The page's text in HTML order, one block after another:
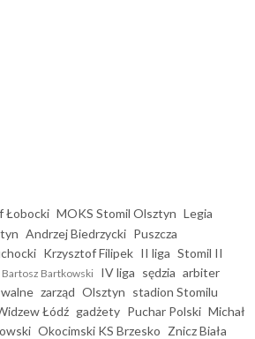
Łobocki MOKS Stomil Olsztyn Legia
Andrzej Biedrzycki Puszcza
Krzysztof Filipek II liga Stomil II
Bartosz Bartkowski IV liga sędzia arbiter
walne zarząd Olsztyn stadion Stomilu
Łódź gadżety Puchar Polski Michał
Okocimski KS Brzesko Znicz Biała